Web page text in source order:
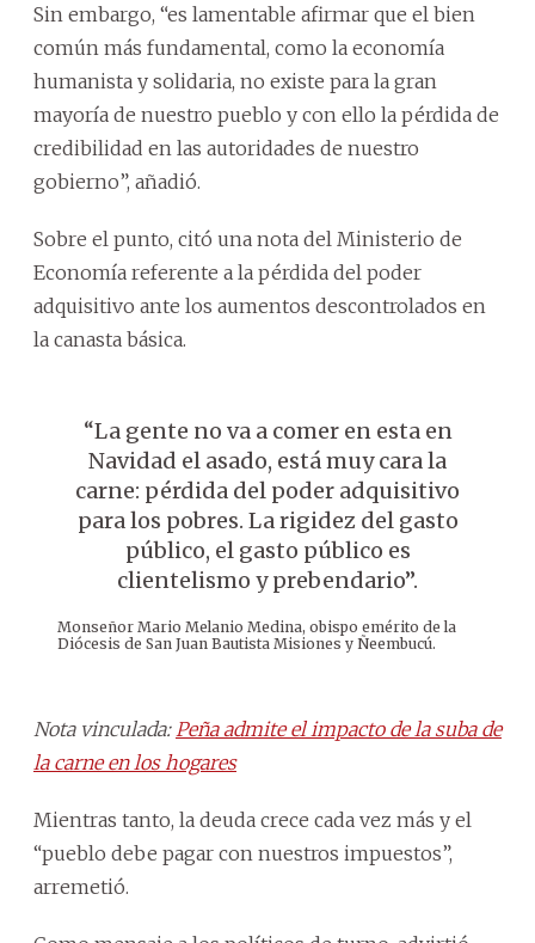
Sin embargo, “es lamentable afirmar que el bien
común más fundamental, como la economía
humanista y solidaria, no existe para la gran
mayoría de nuestro pueblo y con ello la pérdida de
credibilidad en las autoridades de nuestro
gobierno”, añadió.
Sobre el punto, citó una nota del Ministerio de
Economía referente a la pérdida del poder
adquisitivo ante los aumentos descontrolados en
la canasta básica.
“La gente no va a comer en esta en
Navidad el asado, está muy cara la
carne: pérdida del poder adquisitivo
para los pobres. La rigidez del gasto
público, el gasto público es
clientelismo y prebendario”.
Monseñor Mario Melanio Medina, obispo emérito de la
Diócesis de San Juan Bautista Misiones y Ñeembucú.
Nota vinculada: Peña admite el impacto de la suba de
la carne en los hogares
Mientras tanto, la deuda crece cada vez más y el
“pueblo debe pagar con nuestros impuestos”,
arremetió.